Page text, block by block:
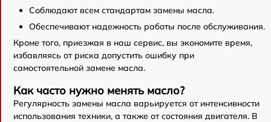
Соблюдают всем стандартам замены масла.
Обеспечивают надежность работы после обслуживания.
Кроме того, приезжая в наш сервис, вы экономите время,
избавляясь от риска допустить ошибку при
самостоятельной замене масла.
Как часто нужно менять масло?
Регулярность замены масла варьируется от интенсивности
использования техники, а также от состояния двигателя. В